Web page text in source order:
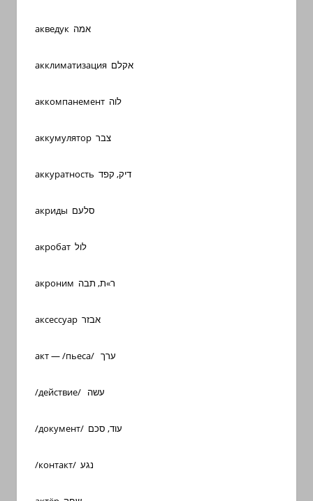
акведук אמה
акклиматизация אקלם
аккомпанемент לוה
аккумулятор צבר
аккуратность דיק, קפד
акриды סלעם
акробат לול
акроним ר»ת, תבה
аксессуар אבזר
акт — /пьеса/ ערך
/действие/ עשה
/документ/ עוד, סכם
/контакт/ נגע